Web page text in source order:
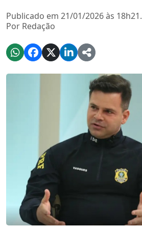
Publicado em 21/01/2026 às 18h21.
Por Redação